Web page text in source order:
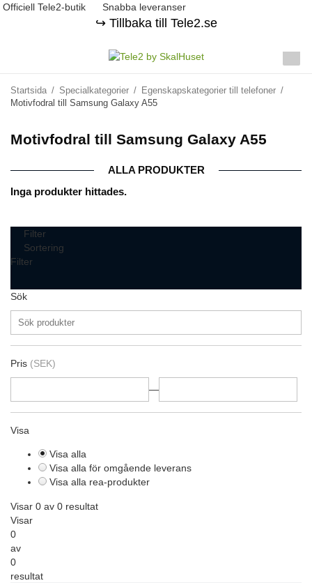
Officiell Tele2-butik Snabba leveranser
↪️ Tillbaka till Tele2.se
Startsida / Specialkategorier / Egenskapskategorier till telefoner /
Motivfodral till Samsung Galaxy A55
Motivfodral till Samsung Galaxy A55
ALLA PRODUKTER
Inga produkter hittades.
Filter
Sortering
Filter
Sök
Pris (SEK)
—
Visa
Visa alla
Visa alla för omgående leverans
Visa alla rea-produkter
Visar 0 av 0 resultat
Visar
0
av
0
resultat